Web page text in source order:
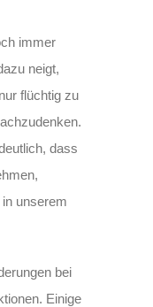
immer
neigt,
flüchtig zu
dass
unserem
bei
Einige